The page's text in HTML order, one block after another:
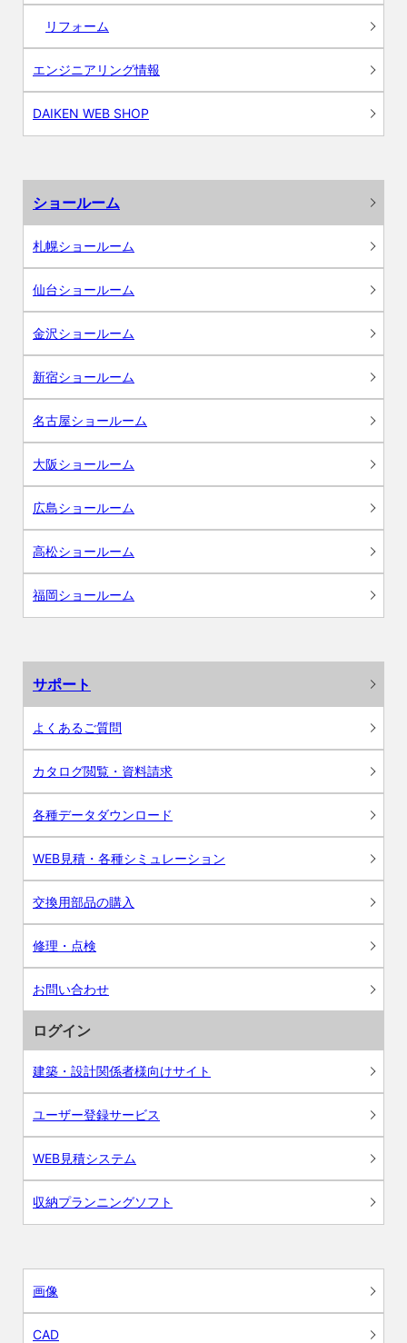
リフォーム
エンジニアリング情報
DAIKEN WEB SHOP
ショールーム
札幌ショールーム
仙台ショールーム
金沢ショールーム
新宿ショールーム
名古屋ショールーム
大阪ショールーム
広島ショールーム
高松ショールーム
福岡ショールーム
サポート
よくあるご質問
カタログ閲覧・資料請求
各種データダウンロード
WEB見積・各種シミュレーション
交換用部品の購入
修理・点検
お問い合わせ
ログイン
建築・設計関係者様向けサイト
ユーザー登録サービス
WEB見積システム
収納プランニングソフト
画像
CAD